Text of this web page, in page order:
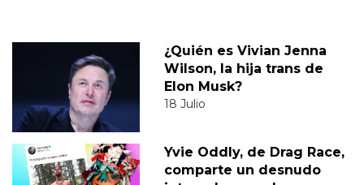
¿Quién es Vivian Jenna
Wilson, la hija trans de
Elon Musk?
18 Julio
Yvie Oddly, de Drag Race,
comparte un desnudo